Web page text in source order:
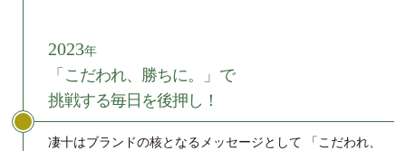
2023年
「こだわれ、勝ちに。」で
挑戦する毎日を後押し！
凄十はブランドの核となるメッセージとして 「こだわれ、